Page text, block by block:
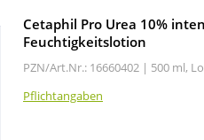
Natur & Homöopathie
Sanitätshaus
Cetaphil Pro Urea 10%
Feuchtigkeitslotion
PZN/Art.Nr.: 16660402 | 500 ml,
Pflichtangaben